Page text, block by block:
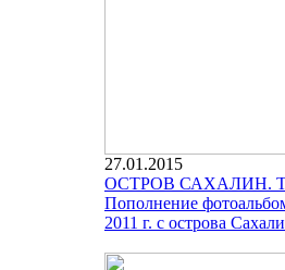
27.01.2015
ОСТРОВ САХАЛИН.
Пополнение
2011 г. с острова